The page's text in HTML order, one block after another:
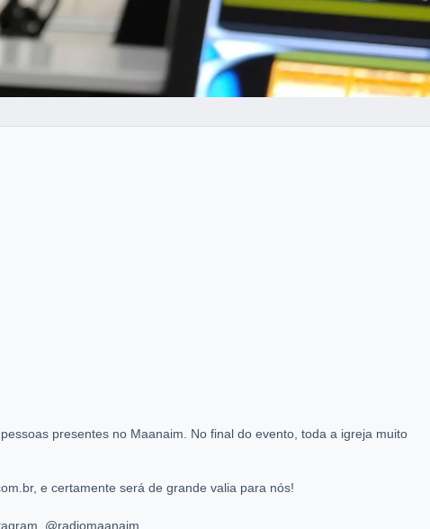
presentes no Maanaim. No final do evento, toda a igreja muito
e certamente será de grande valia para nós!
@radiomaanaim.